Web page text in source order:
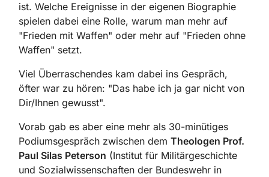
ist. Welche Ereignisse in der eigenen Biographie
spielen dabei eine Rolle, warum man mehr auf
"Frieden mit Waffen" oder mehr auf "Frieden ohne
Waffen" setzt.
Viel Überraschendes kam dabei ins Gespräch,
öfter war zu hören: "Das habe ich ja gar nicht von
Dir/Ihnen gewusst".
Vorab gab es aber eine mehr als 30-minütiges
Podiumsgespräch zwischen dem Theologen Prof.
Paul Silas Peterson (Institut für Militärgeschichte
und Sozialwissenschaften der Bundeswehr in